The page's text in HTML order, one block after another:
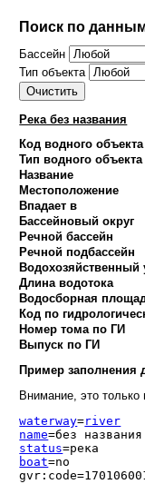
Поиск по
Бассейн
Тип объекта
Река без названия
Код водного объекта
Тип водного объекта
Название
Местоположение
Впадает в
Бассейновый округ
Речной бассейн
Речной подбассейн
Водохозяйственный
Длина водотока
Водосборная
Код по
Номер тома по ГИ
Выпуск по ГИ
Пример заполнения
Внимание, это только
waterway=river
name=без названия
status=река
boat=no